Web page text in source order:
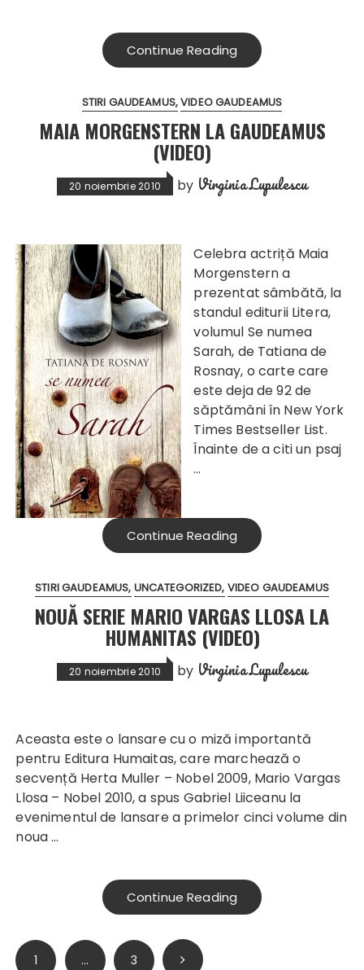
Continue Reading
STIRI GAUDEAMUS VIDEO GAUDEAMUS
MAIA MORGENSTERN LA GAUDEAMUS
(VIDEO)
20 noiembrie 2010 by Virginia Lupulescu
Celebra actriță Maia
Morgenstern a
prezentat sâmbătă, la
standul editurii Litera,
volumul Se numea
Sarah, de Tatiana de
Rosnay, o carte care
este deja de 92 de
săptămâni în New York
Times Bestseller List.
Înainte de a citi un psaj
…
Continue Reading
STIRI GAUDEAMUS UNCATEGORIZED VIDEO GAUDEAMUS
NOUĂ SERIE MARIO VARGAS LLOSA LA
HUMANITAS (VIDEO)
20 noiembrie 2010 by Virginia Lupulescu
Aceasta este o lansare cu o miză importantă
pentru Editura Humaitas, care marchează o
secvență Herta Muller – Nobel 2009, Mario Vargas
Llosa – Nobel 2010, a spus Gabriel Liiceanu la
evenimentul de lansare a primelor cinci volume din
noua …
Continue Reading
Paginație
1 … 3